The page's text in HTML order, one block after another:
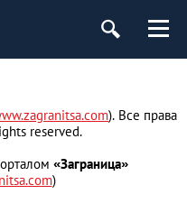
). Все права
reserved.
«Заграница»
)